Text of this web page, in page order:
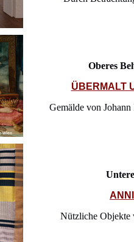
Oberes
ÜBERMALT
Gemälde von
Nützliche Objekte